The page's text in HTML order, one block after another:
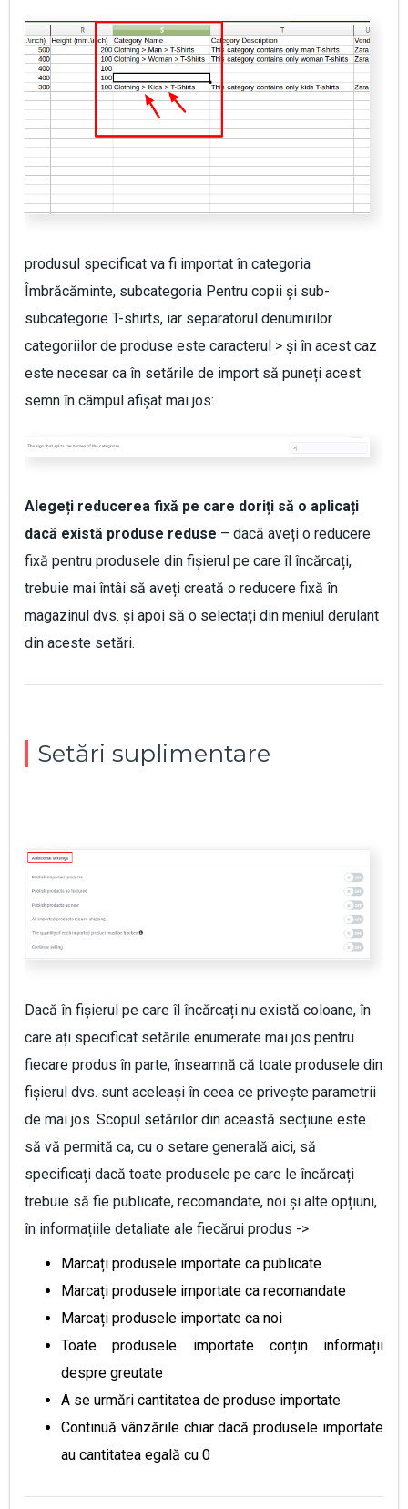
produsul specificat va fi importat în categoria
Îmbrăcăminte, subcategoria Pentru copii și sub-
subcategorie T-shirts, iar separatorul denumirilor
categoriilor de produse este caracterul > și în acest caz
este necesar ca în setările de import să puneți acest
semn în câmpul afișat mai jos:
Alegeți reducerea fixă pe care doriți să o aplicați
dacă există produse reduse – dacă aveți o reducere
fixă pentru produsele din fișierul pe care îl încărcați,
trebuie mai întâi să aveți creată o reducere fixă în
magazinul dvs. și apoi să o selectați din meniul derulant
din aceste setări.
Setări suplimentare
Dacă în fișierul pe care îl încărcați nu există coloane, în
care ați specificat setările enumerate mai jos pentru
fiecare produs în parte, înseamnă că toate produsele din
fișierul dvs. sunt aceleași în ceea ce privește parametrii
de mai jos. Scopul setărilor din această secțiune este
să vă permită ca, cu o setare generală aici, să
specificați dacă toate produsele pe care le încărcați
trebuie să fie publicate, recomandate, noi și alte opțiuni,
în informațiile detaliate ale fiecărui produs ->
Marcați produsele importate ca publicate
Marcați produsele importate ca recomandate
Marcați produsele importate ca noi
Toate produsele importate conțin informații
despre greutate
A se urmări cantitatea de produse importate
Continuă vânzările chiar dacă produsele importate
au cantitatea egală cu 0